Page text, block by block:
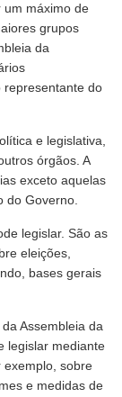
um máximo de
grupos
da
representante do
e legislativa,
órgãos. A
exceto aquelas
do Governo.
legislar. São as
eleições,
bases gerais
Assembleia da
legislar mediante
exemplo, sobre
e medidas de